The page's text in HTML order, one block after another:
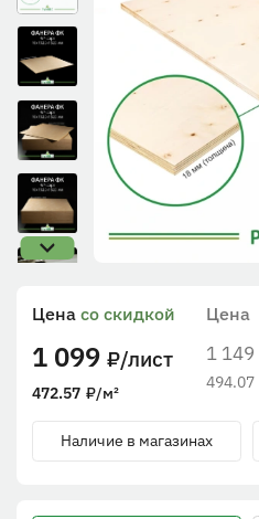
Цена
1 149
494.07
Цена со скидкой
1 099 ₽/лист
472.57 ₽/м²
Наличие в магазинах